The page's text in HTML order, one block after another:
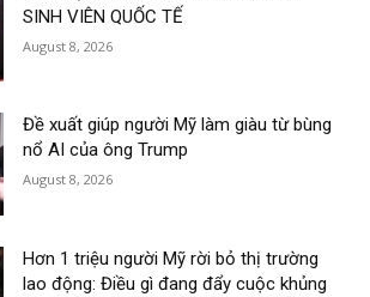
SINH VIÊN QUỐC TẾ
August 8, 2026
Đề xuất giúp người Mỹ làm giàu từ bùng
nổ AI của ông Trump
August 8, 2026
Hơn 1 triệu người Mỹ rời bỏ thị trường
lao động: Điều gì đang đẩy cuộc khủng